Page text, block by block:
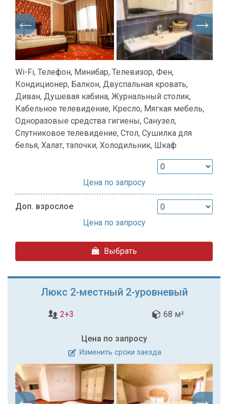
Wi-Fi, Телефон, Минибар, Телевизор, Фен,
Кондиционер, Балкон, Двуспальная кровать,
Диван, Душевая кабина, Журнальный столик,
Кабельное телевидение, Кресло, Мягкая мебель,
Одноразовые средства гигиены, Санузел,
Спутниковое телевидение, Стол, Сушилка для
белья, Халат, тапочки, Холодильник, Шкаф
Цена по запросу
Доп. взрослое
Цена по запросу
Выбрать
Люкс 2-местный 2-уровневый
2+3 68 м²
Цена по запросу
Изменить сроки заезда